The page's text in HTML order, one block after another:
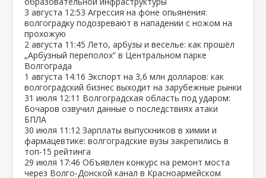
3 августа 12:53 Агрессия на фоне опьянения:
волгоградку подозревают в нападении с ножом на
прохожую
2 августа 11:45 Лето, арбузы и веселье: как прошёл
„Арбузный переполох“ в Центральном парке
Волгограда
1 августа 14:16 Экспорт на 3,6 млн долларов: как
волгоградский бизнес выходит на зарубежные рынки
31 июля 12:11 Волгоградская область под ударом:
Бочаров озвучил данные о последствиях атаки
БПЛА
30 июля 11:12 Зарплаты выпускников в химии и
фармацевтике: волгоградские вузы закрепились в
топ‑15 рейтинга
29 июля 17:46 Объявлен конкурс на ремонт моста
через Волго‑Донской канал в Красноармейском